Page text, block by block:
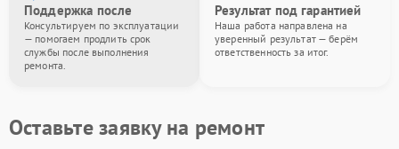
Поддержка после
Консультируем по эксплуатации
— помогаем продлить срок
службы после выполнения
ремонта.
Результат под гарантией
Наша работа направлена на
уверенный результат — берём
ответственность за итог.
Оставьте заявку на ремонт